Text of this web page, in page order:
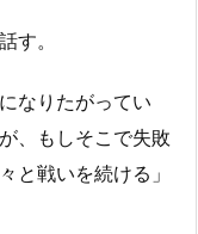
す。
なりたがってい
、もしそこで失敗
と戦いを続ける」